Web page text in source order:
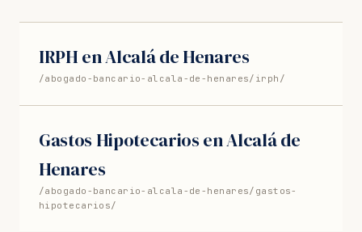
IRPH en Alcalá de Henares
/abogado-bancario-alcala-de-henares/irph/
Gastos Hipotecarios en Alcalá de
Henares
/abogado-bancario-alcala-de-henares/gastos-
hipotecarios/